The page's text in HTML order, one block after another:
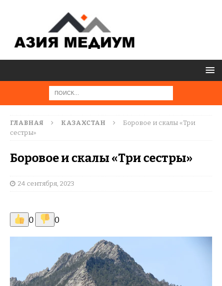
ГЛАВНАЯ КАЗАХСТАН
Боровое и скалы «Три
сестры»
Боровое и скалы «Три сестры»
24 сентября, 2023
0 0